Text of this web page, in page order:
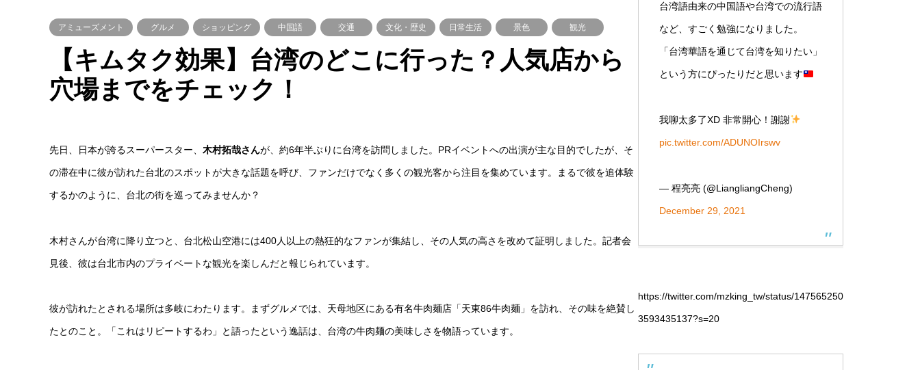
アミューズメント グルメ ショッピング 中国語 交通 文化・歴史 日常生活 景色 観光
【キムタク効果】台湾のどこに行った？人気店から
穴場までをチェック！
先日、日本が誇るスーパースター、 木村拓哉さんが、約6年半ぶりに台湾を訪問しました。PRイベントへの出演が主な目的でしたが、そ
の滞在中に彼が訪れた台北のスポットが大きな話題を呼び、ファンだけでなく多くの観光客から注目を集めています。まるで彼を追体験
するかのように、台北の街を巡ってみませんか？
木村さんが台湾に降り立つと、台北松山空港には400人以上の熱狂的なファンが集結し、その人気の高さを改めて証明しました。記者会
見後、彼は台北市内のプライベートな観光を楽しんだと報じられています。
彼が訪れたとされる場所は多岐にわたります。まずグルメでは、天母地区にある有名牛肉麺店「天東86牛肉麺」を訪れ、その味を絶賛し
たとのこと。「これはリピートするわ」と語ったという逸話は、台湾の牛肉麺の美味しさを物語っています。
台湾語由来の中国語や台湾での流行語
など、すごく勉強になりました。
「台湾華語を通じて台湾を知りたい」
という方にぴったりだと思います
我聊太多了XD 非常開心！謝謝
pic.twitter.com/ADUNOIrswv
— 程亮亮 (@LiangliangCheng)
December 29, 2021
https://twitter.com/mzking_tw/status/147565250
3593435137?s=20